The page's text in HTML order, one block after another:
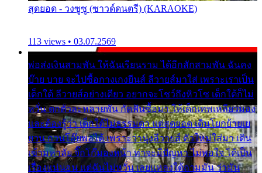
สุดยอด - วงซูซู (ซาวด์ดนตรี) (KARAOKE)
113 views • 03.07.2569
พ่อส่งเงินสามพัน ให้ฉันเรียนราม ได้อีกสักสามพัน ฉันคง
บ๊าย บาย จะไปซื้อกางเกงยีนส์ ลีวายส์มาใส่ เพราะเราเป็น
เด็กใต้ ลีวายส์อย่างเดียว อยากจะโชว์ถึงหิวโซ เด็กใต้ก็ไม่
หวั่น ตกตัวละหลายพัน กัดฟันซื้อมา ให้เด็กเทพเหลียวมอง
และต้องรู้ว่า เด็กใต้ไม่ธรรมดา แต่สุดยอด เดินโยกย้ายเย
ยวน กวนโอ๊ยพอได้ เพราะว่านุ่งลีวายส์ ตัวใหม่ใส่มา เดิน
เข้ามหาลัย จิ๊กโก๊มองหน้า ท่าจะมีปัญหา ไม่พอใจ ได้เป็น
เรื่องแน่นอน แต่ฉันไม่หวั่น เลยแหลงใต้ถามมัน ว่ามัน